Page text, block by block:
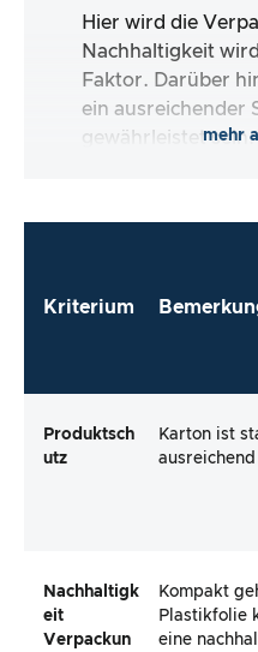
Hier wird die
Nachhaltigkeit
Faktor. Darüber
ein ausreichender
gewährleistet
direkt zu
mehr
Kriterium
Produktsch
utz
Karton ist
Nachhaltigk
eit
Verpackun
Kompakt
Plastikfolie
eine